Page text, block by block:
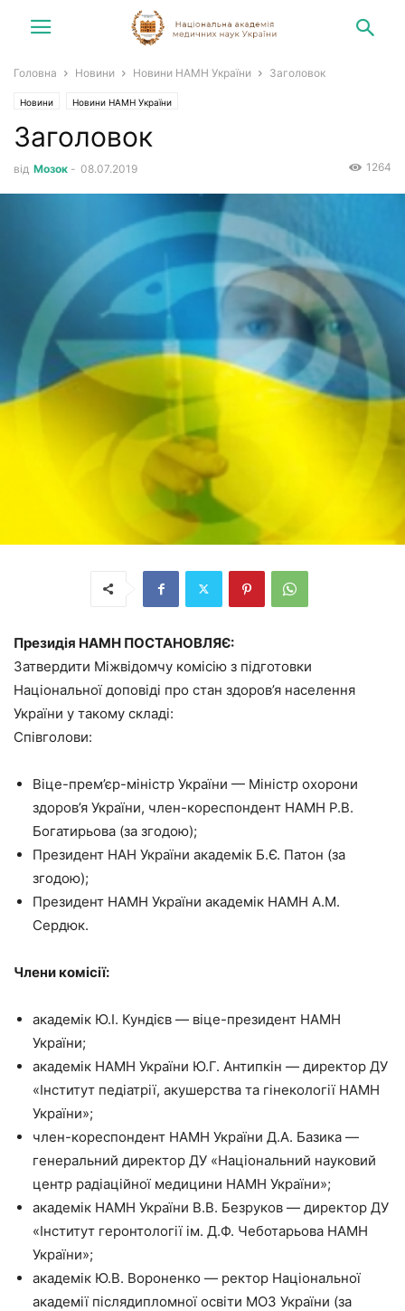
Головна Новини Новини НАМН України Заголовок
Новини Новини НАМН України
Заголовок
від Мозок - 08.07.2019 1264
Президія НАМН ПОСТАНОВЛЯЄ:
Затвердити Міжвідомчу комісію з підготовки
Національної доповіді про стан здоров’я населення
України у такому складі:
Співголови:
Віце-прем’єр-міністр України — Міністр охорони
здоров’я України, член-кореспондент НАМН Р.В.
Богатирьова (за згодою);
Президент НАН України академік Б.Є. Патон (за
згодою);
Президент НАМН України академік НАМН А.М.
Сердюк.
Члени комісії:
академік Ю.І. Кундієв — віце-президент НАМН
України;
академік НАМН України Ю.Г. Антипкін — директор ДУ
«Інститут педіатрії, акушерства та гінекології НАМН
України»;
член-кореспондент НАМН України Д.А. Базика —
генеральний директор ДУ «Національний науковий
центр радіаційної медицини НАМН України»;
академік НАМН України В.В. Безруков — директор ДУ
«Інститут геронтології ім. Д.Ф. Чеботарьова НАМН
України»;
академік Ю.В. Вороненко — ректор Національної
академії післядипломної освіти МОЗ України (за